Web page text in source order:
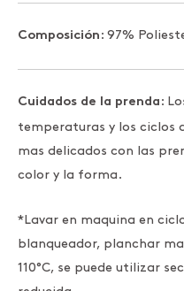
Composición : 97%
Cuidados de la prenda :
temperaturas y los ciclos
mas delicados con las
color y la forma.
*Lavar en maquina en
blanqueador, planchar
110°C, se puede utilizar